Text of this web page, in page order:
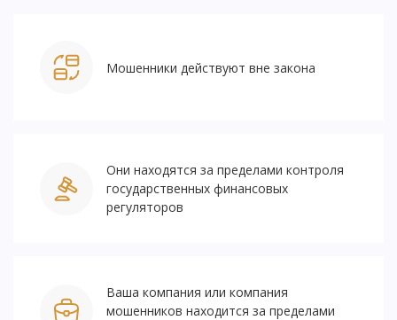
Мошенники действуют вне закона
Они находятся за пределами контроля
государственных финансовых
регуляторов
Ваша компания или компания
мошенников находится за пределами